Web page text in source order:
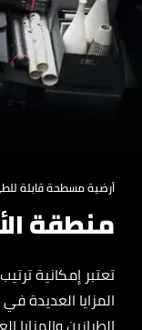
أرضية مسطحة قابلة
منطقة
تعتبر إمكانية
المزايا العديدة